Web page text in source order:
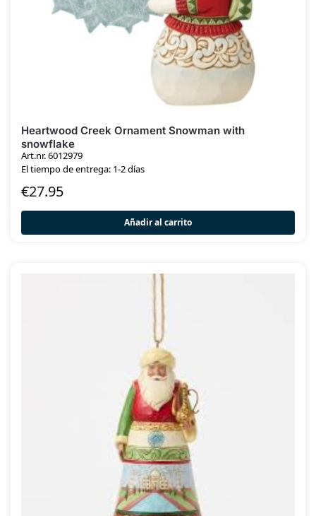
Heartwood Creek Ornament Snowman with
snowflake
Art.nr. 6012979
El tiempo de entrega: 1-2 días
€27.95
Añadir al carrito